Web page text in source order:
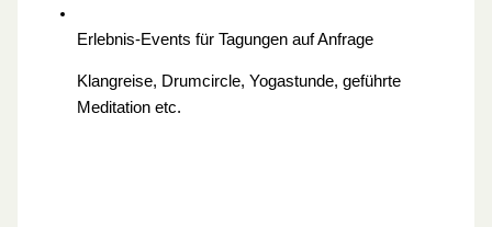
Erlebnis-Events für Tagungenauf Anfrage
Klangreise, Drumcircle, Yogastunde, geführte
Meditation etc.